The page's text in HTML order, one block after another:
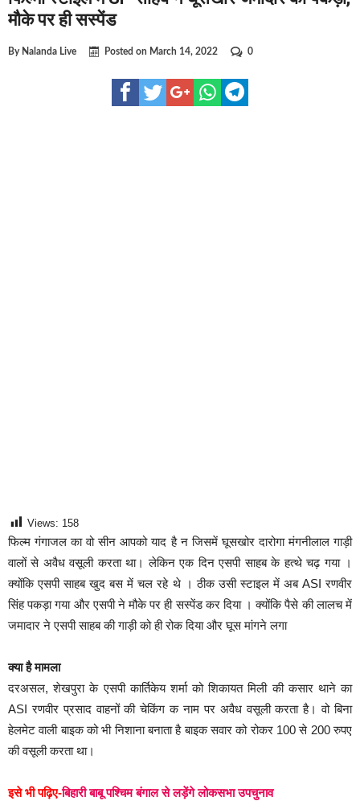
घूसखोर अफसरों पर एक्शन.. दो-दो अफसर घूस लेते गिरफ्तार
क्रिकेटर ईशान किशन की शादी फिक्स, गर्लफ्रेंड से होगी शादी.. ईशान के
बिहारवासियों के लिए खुशखबरी.. बिहटा से भी बड़ा बनेगा एयरपोर्ट .. जानिए
मौके पर ही सस्पेंड
By Nalanda Live Posted on March 14, 2022 0
Views: 158
फिल्म गंगाजल का वो सीन आपको याद है न जिसमें घूसखोर दारोगा मंगनीलाल गाड़ी
वालों से अवैध वसूली करता था। लेकिन एक दिन एसपी साहब के हत्थे चढ़ गया ।
क्योंकि एसपी साहब खुद बस में चल रहे थे । ठीक उसी स्टाइल में अब ASI रणवीर
सिंह पकड़ा गया और एसपी ने मौके पर ही सस्पेंड कर दिया । क्योंकि पैसे की लालच में
जमादार ने एसपी साहब की गाड़ी को ही रोक दिया और घूस मांगने लगा
क्या है मामला
दरअसल, शेखपुरा के एसपी कार्तिकेय शर्मा को शिकायत मिली की कसार थाने का
ASI रणवीर प्रसाद वाहनों की चेकिंग क नाम पर अवैध वसूली करता है। वो बिना
हेलमेट वाली बाइक को भी निशाना बनाता है बाइक सवार को रोकर 100 से 200 रुपए
की वसूली करता था।
इसे भी पढ़िए-बिहारी बाबू पश्चिम बंगाल से लड़ेंगे लोकसभा उपचुनाव